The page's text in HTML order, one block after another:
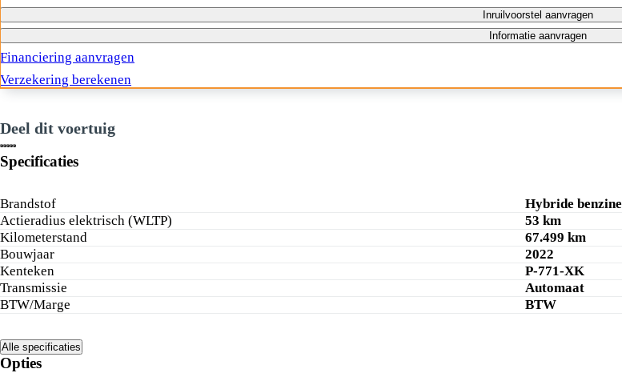
Afspraak maken
Mijn auto taxeren
Inruilvoorstel aanvragen
Informatie aanvragen
Financiering aanvragen
Verzekering berekenen
Deel dit voertuig
Specificaties
Brandstof
Hybride benzine
Actieradius elektrisch (WLTP)
53 km
Kilometerstand
67.499 km
Bouwjaar
2022
Kenteken
P-771-XK
Transmissie
Automaat
BTW/Marge
BTW
Alle specificaties
Opties